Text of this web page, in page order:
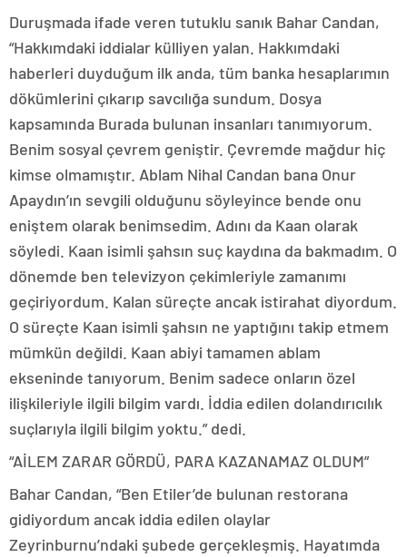
Duruşmada ifade veren tutuklu sanık Bahar Candan,
“Hakkımdaki iddialar külliyen yalan. Hakkımdaki
haberleri duyduğum ilk anda, tüm banka hesaplarımın
dökümlerini çıkarıp savcılığa sundum. Dosya
kapsamında Burada bulunan insanları tanımıyorum.
Benim sosyal çevrem geniştir. Çevremde mağdur hiç
kimse olmamıştır. Ablam Nihal Candan bana Onur
Apaydın’ın sevgili olduğunu söyleyince bende onu
eniştem olarak benimsedim. Adını da Kaan olarak
söyledi. Kaan isimli şahsın suç kaydına da bakmadım. O
dönemde ben televizyon çekimleriyle zamanımı
geçiriyordum. Kalan süreçte ancak istirahat diyordum.
O süreçte Kaan isimli şahsın ne yaptığını takip etmem
mümkün değildi. Kaan abiyi tamamen ablam
ekseninde tanıyorum. Benim sadece onların özel
ilişkileriyle ilgili bilgim vardı. İddia edilen dolandırıcılık
suçlarıyla ilgili bilgim yoktu.” dedi.
“AİLEM ZARAR GÖRDÜ, PARA KAZANAMAZ OLDUM”
Bahar Candan, “Ben Etiler’de bulunan restorana
gidiyordum ancak iddia edilen olaylar
Zeyrinburnu’ndaki şubede gerçekleşmiş. Hayatımda